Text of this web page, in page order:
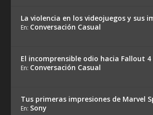
La violencia en los videojuegos y sus
En: Conversación Casual
El incomprensible odio hacia Fallout 4
En: Conversación Casual
Tus primeras impresiones de Marvel
En: Sony